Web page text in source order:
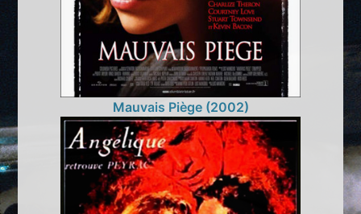
Mauvais Piège (2002)